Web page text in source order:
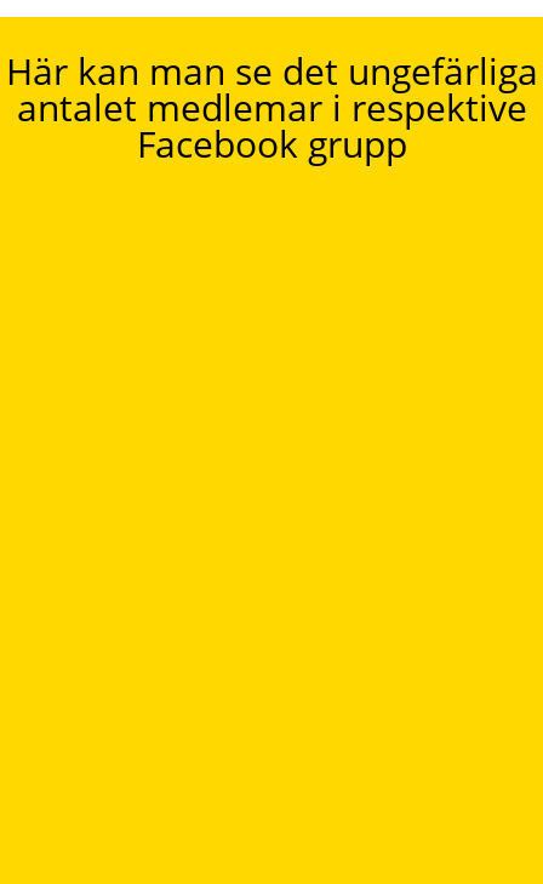
Här kan man se det ungefärliga
antalet medlemar i respektive
Facebook grupp